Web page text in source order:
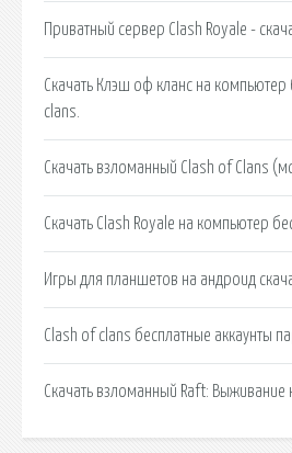
Приватный сервер Clash Royale -
Скачать Клэш оф кланс на компьютер
clans.
Скачать взломанный Clash of Clans
Скачать Clash Royale на компьютер
Игры для планшетов на андроид
Clash of clans бесплатные аккаунты
Скачать взломанный Raft: Выживание